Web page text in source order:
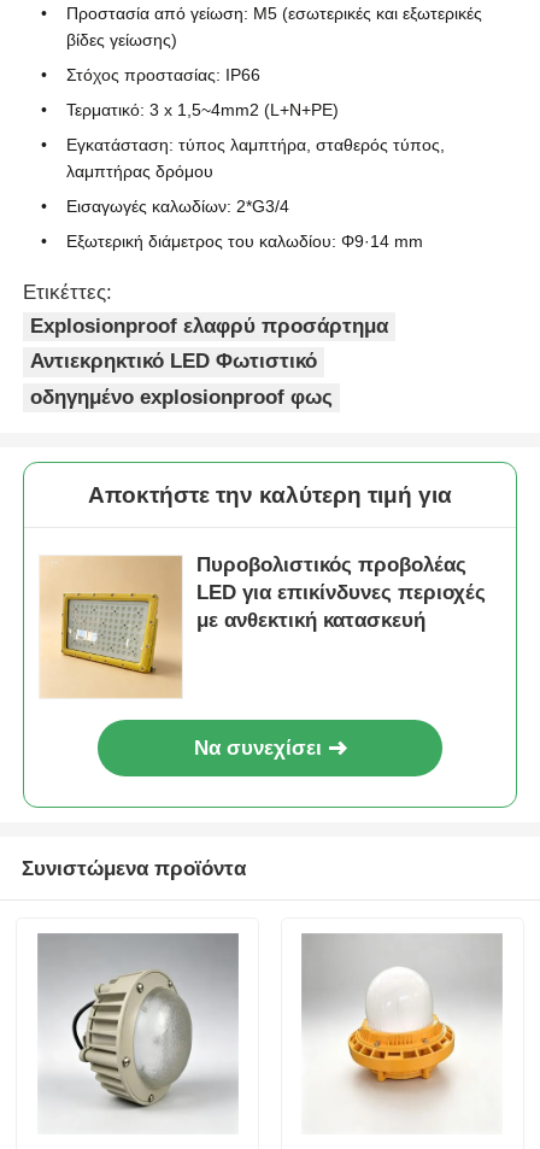
Προστασία από γείωση: M5 (εσωτερικές και εξωτερικές
βίδες γείωσης)
Στόχος προστασίας: IP66
Τερματικό: 3 x 1,5~4mm2 (L+N+PE)
Εγκατάσταση: τύπος λαμπτήρα, σταθερός τύπος,
λαμπτήρας δρόμου
Εισαγωγές καλωδίων: 2*G3/4
Εξωτερική διάμετρος του καλωδίου: Φ9·14 mm
Ετικέττες:
Explosionproof ελαφρύ προσάρτημα
Αντιεκρηκτικό LED Φωτιστικό
οδηγημένο explosionproof φως
Αποκτήστε την καλύτερη τιμή για
Πυροβολιστικός προβολέας
LED για επικίνδυνες περιοχές
με ανθεκτική κατασκευή
Να συνεχίσει
Συνιστώμενα προϊόντα